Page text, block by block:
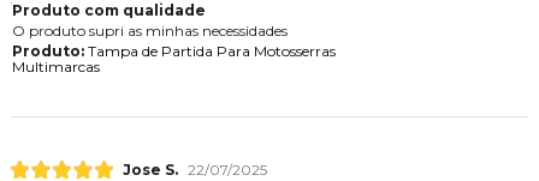
Produto com qualidade
O produto supri as minhas necessidades
Produto:Tampa de Partida Para Motosserras
Multimarcas
Jose S. 22/07/2025